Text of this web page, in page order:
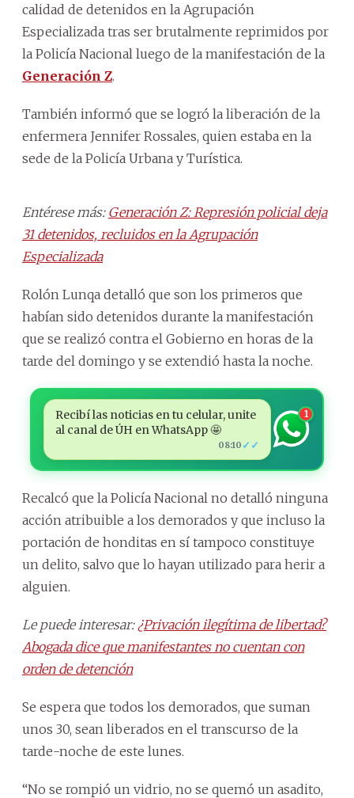
calidad de detenidos en la Agrupación
Especializada tras ser brutalmente reprimidos por
la Policía Nacional luego de la manifestación de la
Generación Z.
También informó que se logró la liberación de la
enfermera Jennifer Rossales, quien estaba en la
sede de la Policía Urbana y Turística.
Entérese más: Generación Z: Represión policial deja
31 detenidos, recluidos en la Agrupación
Especializada
Rolón Lunqa detalló que son los primeros que
habían sido detenidos durante la manifestación
que se realizó contra el Gobierno en horas de la
tarde del domingo y se extendió hasta la noche.
Recibí las noticias en tu celular, unite
al canal de ÚH en WhatsApp 🤩
08:10 ✓✓
1
Recalcó que la Policía Nacional no detalló ninguna
acción atribuible a los demorados y que incluso la
portación de honditas en sí tampoco constituye
un delito, salvo que lo hayan utilizado para herir a
alguien.
Le puede interesar: ¿Privación ilegítima de libertad?
Abogada dice que manifestantes no cuentan con
orden de detención
Se espera que todos los demorados, que suman
unos 30, sean liberados en el transcurso de la
tarde-noche de este lunes.
“No se rompió un vidrio, no se quemó un asadito,